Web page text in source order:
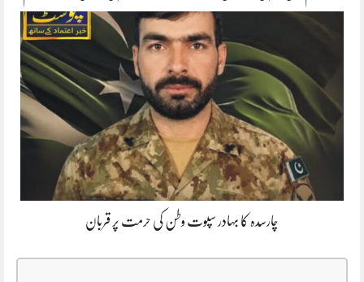
چارسدہ کا بہادر سپوت وطن کی حرمت پر قربان